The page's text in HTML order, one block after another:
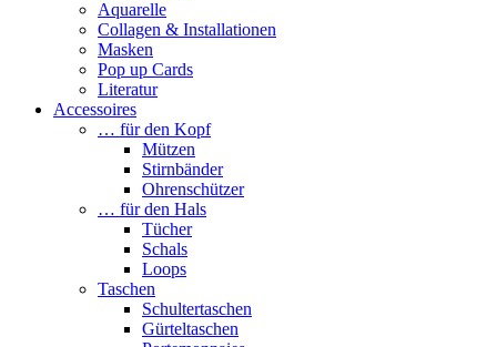
Aquarelle
Collagen & Installationen
Masken
Pop up Cards
Literatur
Accessoires
… für den Kopf
Mützen
Stirnbänder
Ohrenschützer
… für den Hals
Tücher
Schals
Loops
Taschen
Schultertaschen
Gürteltaschen